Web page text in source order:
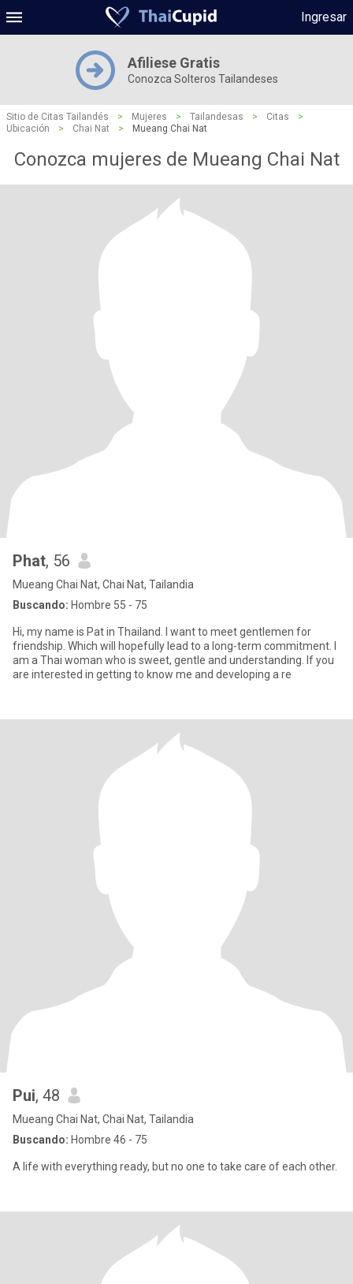
Ingresar
Afiliese Gratis
Conozca Solteros Tailandeses
Sitio de Citas Tailandés > Mujeres > Tailandesas > Citas
>
Ubicación
> Chai Nat > Mueang Chai Nat
Conozca mujeres de Mueang Chai Nat
Phat, 56
Mueang Chai Nat, Chai Nat, Tailandia
Buscando: Hombre 55 - 75
Hi, my name is Pat in Thailand. I want to meet gentlemen for
friendship. Which will hopefully lead to a long-term commitment. I
am a Thai woman who is sweet, gentle and understanding. If you
are interested in getting to know me and developing a re
Pui, 48
Mueang Chai Nat, Chai Nat, Tailandia
Buscando: Hombre 46 - 75
A life with everything ready, but no one to take care of each other.